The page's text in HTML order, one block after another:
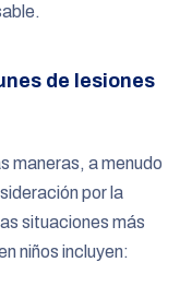
de lesiones
maneras, a menudo
por la
situaciones más
niños incluyen: